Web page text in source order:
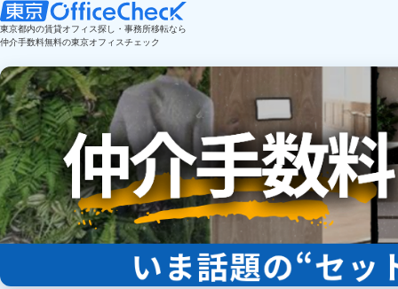
東京都内の賃貸オフィス探し・事務所移転なら
仲介手数料無料の東京オフィスチェック